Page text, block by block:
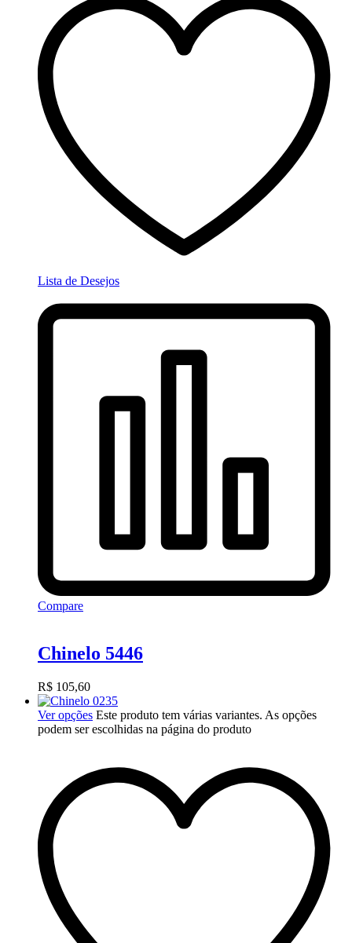
Lista de Desejos
Compare
Chinelo 5446
R$ 105,60
Ver opções Este produto tem várias variantes. As opções
podem ser escolhidas na página do produto